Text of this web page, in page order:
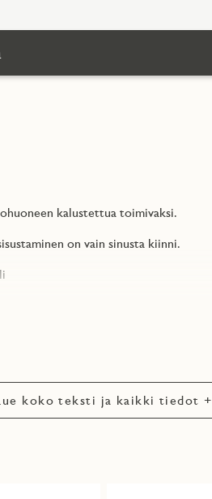
kalustettua toimivaksi.
on vain sinusta kiinni.
koko teksti ja kaikki tiedot +